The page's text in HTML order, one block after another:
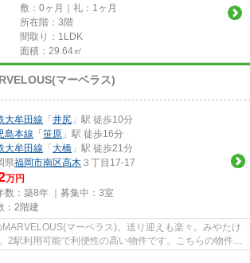
敷：0ヶ月｜礼：1ヶ月
所在階：3階
間取り：1LDK
面積：29.64㎡
マーベラス)
大牟田線 「井尻 」駅 徒歩10分
島本線 「笹原 」駅 徒歩16分
大牟田線 「大橋 」駅 徒歩21分
県福岡市南区高木 ３丁目17-17
万円
数：築8年 ｜募集中： 3室
：2階建
マーベラス)。送り迎えも楽々。みやたけ
2駅利用可能で利便性の高い物件です。こちらの物件は
が整っ...